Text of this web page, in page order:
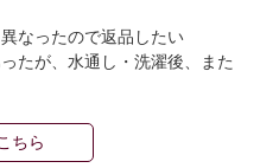
なったので返品したい
たが、水通し・洗濯後、また
ちら